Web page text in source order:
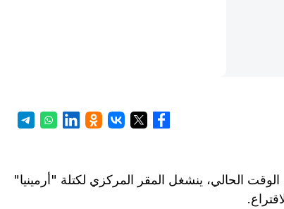
الوقت الحالي، ينشغل المقر المركزي لكتلة "أرمينيا"